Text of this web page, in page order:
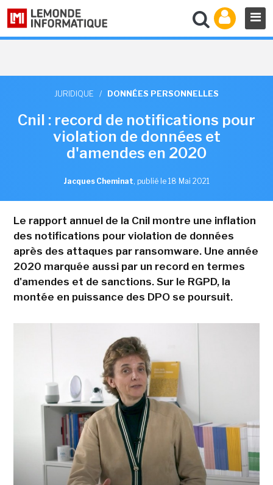
JURIDIQUE / DONNÉES PERSONNELLES
Cnil : record de notifications pour
violation de données et
d'amendes en 2020
Jacques Cheminat, publié le 18 Mai 2021
Le rapport annuel de la Cnil montre une inflation
des notifications pour violation de données
après des attaques par ransomware. Une année
2020 marquée aussi par un record en termes
d'amendes et de sanctions. Sur le RGPD, la
montée en puissance des DPO se poursuit.